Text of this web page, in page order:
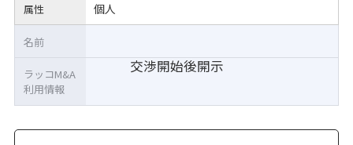
属性 個人
交渉開始後開示
名前
ラッコM&A
利用情報